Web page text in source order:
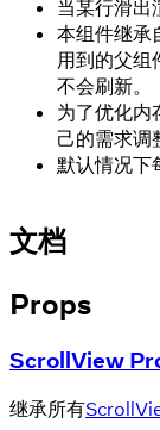
当某行滑出
本组件继承
用到的父组
不会刷新。
为了优化内
己的需求调
默认情况下
文档
Props
ScrollView
继承所有